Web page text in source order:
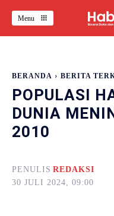
Menu
BERANDA BERITA
POPULASI
DUNIA
2010
PENULIS REDAKSI
30 JULI 2024, 09:00